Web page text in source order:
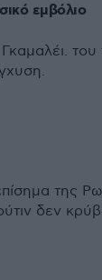
εμβόλιο
Γκαμαλέι.
της
δεν